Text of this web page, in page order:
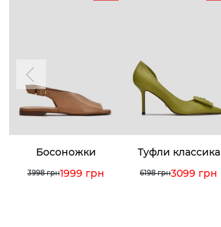
Босоножки
3998 грн1999 грн
Туфли классика
6198 грн3099 грн